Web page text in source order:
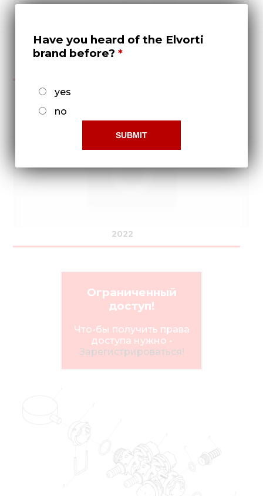
2022
Ограниченный
доступ!
Что-бы получить права
доступа нужно -
Зарегистрироваться!
Have you heard of the Elvorti
brand before?
yes
no